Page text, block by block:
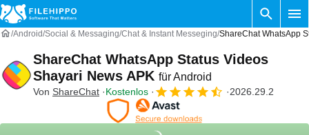
Android Social & Messaging Chat & Instant Messeging ShareChat WhatsApp
ShareChat WhatsApp Status Videos
Shayari News APK für Android
Von ShareChat Kostenlos 2026.29.2